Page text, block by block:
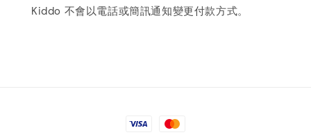
Kiddo 不會以電話或簡訊通知變更付款方式。